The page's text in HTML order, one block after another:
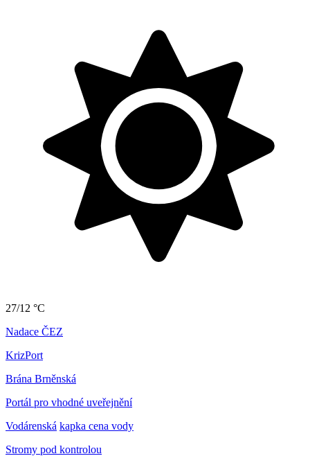
27/12 °C
Nadace ČEZ
KrizPort
Brána Brněnská
Portál pro vhodné uveřejnění
Vodárenská kapka cena vody
Stromy pod kontrolou